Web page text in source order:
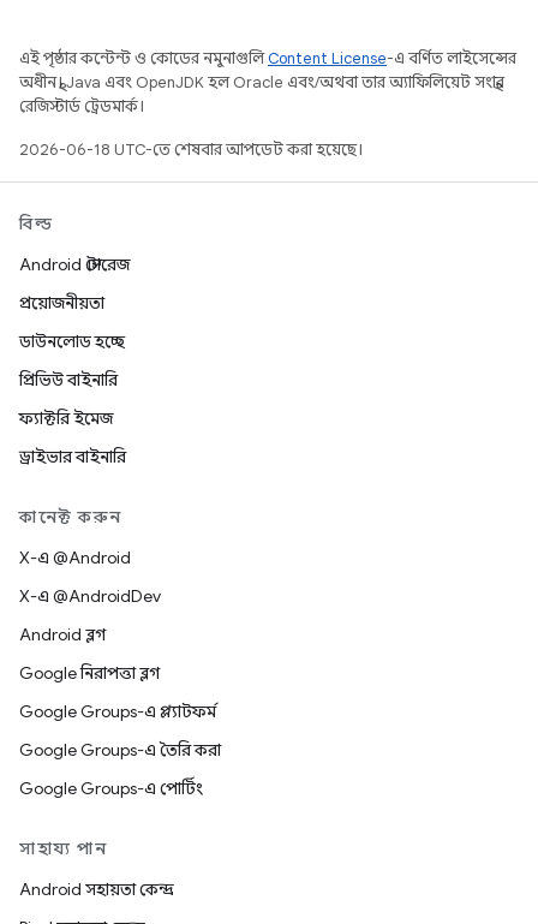
এই পৃষ্ঠার কন্টেন্ট ও কোডের নমুনাগুলিContent License-এ বর্ণিত লাইসেন্সের
অধীনস্থ। Java এবং OpenJDK হল Oracle এবং/অথবা তার অ্যাফিলিয়েট সংস্থার
রেজিস্টার্ড ট্রেডমার্ক।
2026-06-18 UTC-তে শেষবার আপডেট করা হয়েছে।
বিল্ড
Android স্টোরেজ
প্রয়োজনীয়তা
ডাউনলোড হচ্ছে
প্রিভিউ বাইনারি
ফ্যাক্টরি ইমেজ
ড্রাইভার বাইনারি
কানেক্ট করুন
X-এ @Android
X-এ @AndroidDev
Android ব্লগ
Google নিরাপত্তা ব্লগ
Google Groups-এ প্ল্যাটফর্ম
Google Groups-এ তৈরি করা
Google Groups-এ পোর্টিং
সাহায্য পান
Android সহায়তা কেন্দ্র